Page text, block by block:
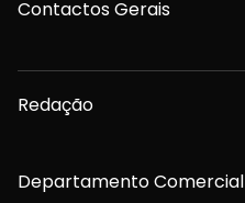
Contactos Gerais
Redação
Departamento Comercial